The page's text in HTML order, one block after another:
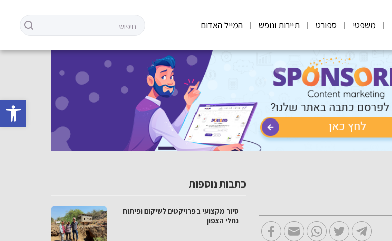
פתח
משפטי ספורט תיירות ונופש המייל האדום
כתבות נוספות
סיור מקצועי בפרויקטים לשיקום ופיתוח
נחלי הצפון